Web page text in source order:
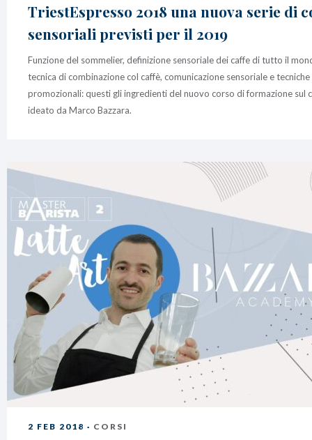
TriestEspresso 2018 una nuova serie di
sensoriali previsti per il 2019
Funzione del sommelier, definizione sensoriale dei caffe di tutto il
tecnica di combinazione col caffè, comunicazione sensoriale e tecniche
promozionali: questi gli ingredienti del nuovo corso di formazione sul
ideato da Marco Bazzara.
2 FEB 2018 · CORSI